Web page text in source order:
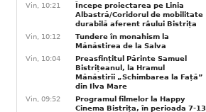
Vin, 10:21
Începe proiectarea pe Linia
Albastră/Coridorul de mobilitate
durabilă aferent râului Bistrița
Vin, 10:12
Tundere în monahism la
Mănăstirea de la Salva
Vin, 10:04
Preasfințitul Părinte Samuel
Bistrițeanul, la Hramul
Mănăstirii „Schimbarea la Față”
din Ilva Mare
Vin, 09:52
Programul filmelor la Happy
Cinema Bistrița, în perioada 7-13